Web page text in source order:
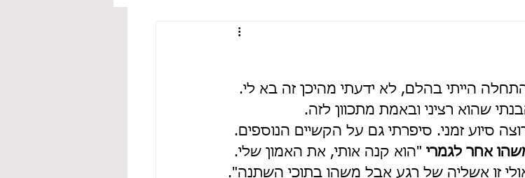
הייתי בהלם, לא ידעתי מהיכן זה בא לי.
שהוא רציני ובאמת מתכוון לזה.
סיוע זמני. סיפרתי גם על הקשיים הנוספים.
אחר לגמרי "הוא קנה אותי, את האמון שלי.
זו אשליה של רגע אבל משהו בתוכי השתנה".